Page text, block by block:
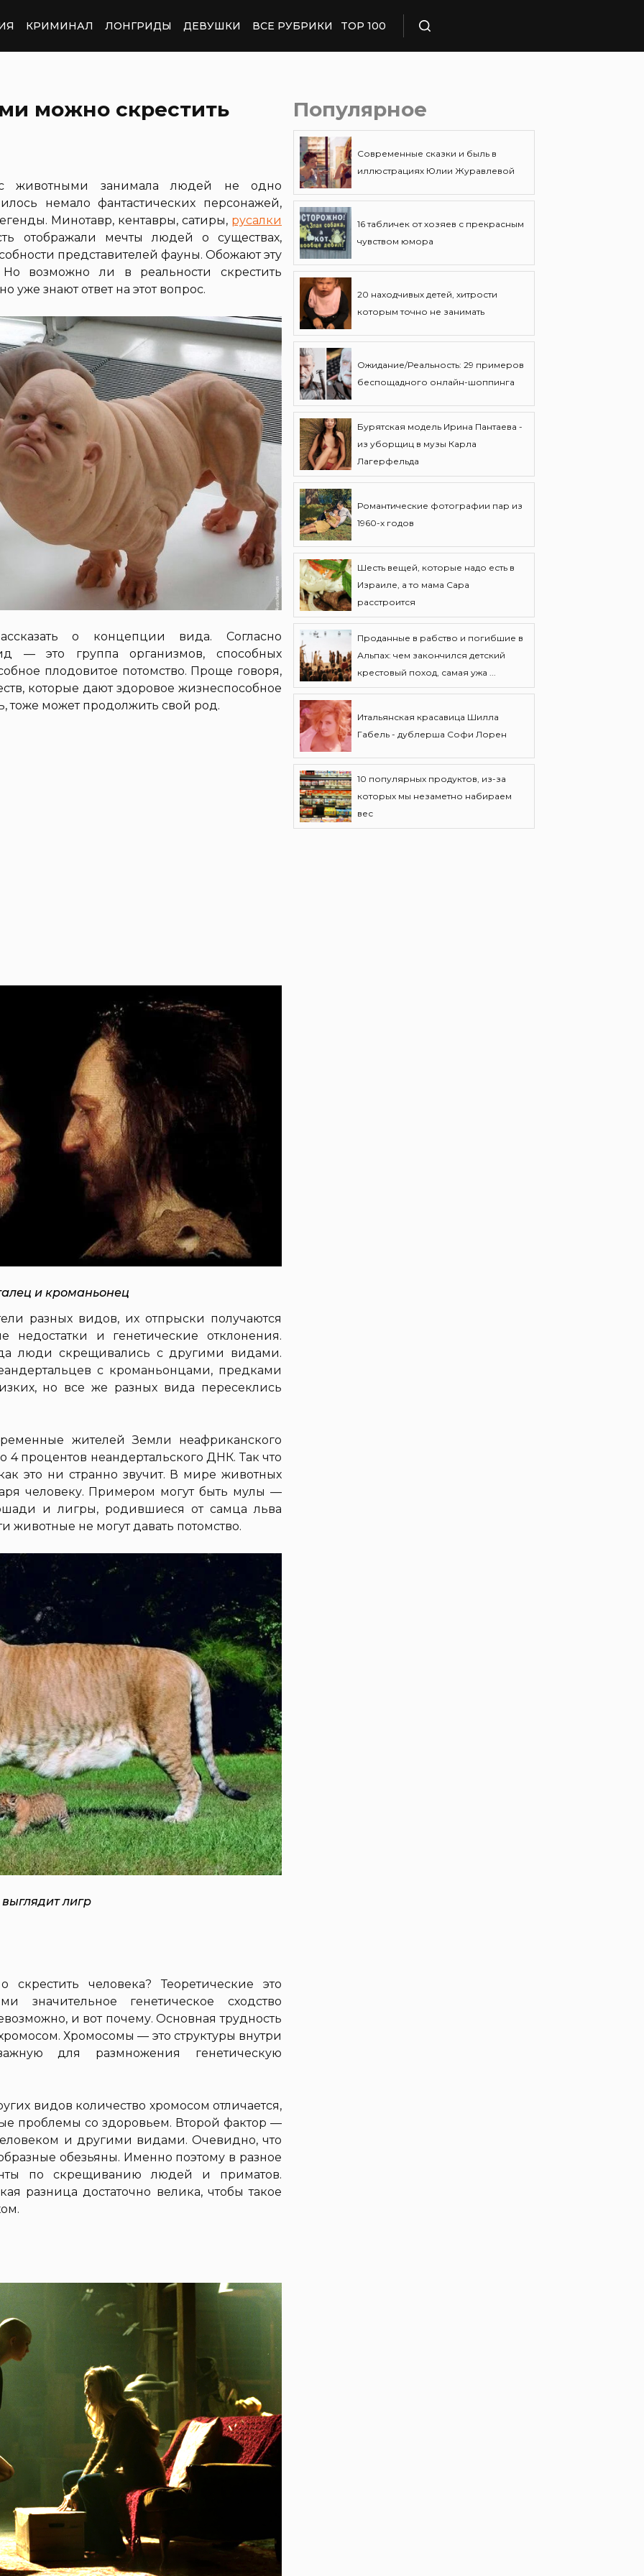
КРИМИНАЛ ЛОНГРИДЫ ДЕВУШКИ ВСЕ РУБРИКИ TOP 100
можно скрестить
животными занимала людей не одно
немало фантастических персонажей,
Минотавр, кентавры, сатиры, русалки
отображали мечты людей о существах,
представителей фауны. Обожают эту
возможно ли в реальности скрестить
уже знают ответ на этот вопрос.
о концепции вида. Согласно
— это группа организмов, способных
плодовитое потомство. Проще говоря,
которые дают здоровое жизнеспособное
тоже может продолжить свой род.
и кроманьонец
разных видов, их отпрыски получаются
и генетические отклонения.
люди скрещивались с другими видами.
с кроманьонцами, предками
но все же разных вида пересеклись
жителей Земли неафриканского
4 процентов неандертальского ДНК. Так что
это ни странно звучит. В мире животных
человеку. Примером могут быть мулы —
и лигры, родившиеся от самца льва
животные не могут давать потомство.
лигр
человека? Теоретические это
генетическое сходство
и вот почему. Основная трудность
Хромосомы — это структуры внутри
для размножения генетическую
видов количество хромосом отличается,
проблемы со здоровьем. Второй фактор —
и другими видами. Очевидно, что
обезьяны. Именно поэтому в разное
по скрещиванию людей и приматов.
разница достаточно велика, чтобы такое
Популярное
Современные сказки и быль в
иллюстрациях Юлии Журавлевой
16 табличек от хозяев с прекрасным
чувством юмора
20 находчивых детей, хитрости
которым точно не занимать
Ожидание/Реальность: 29 примеров
беспощадного онлайн-шоппинга
Бурятская модель Ирина Пантаева -
из уборщиц в музы Карла
Лагерфельда
Романтические фотографии пар из
1960-х годов
Шесть вещей, которые надо есть в
Израиле, а то мама Сара
расстроится
Проданные в рабство и погибшие в
Альпах: чем закончился детский
крестовый поход, самая ужа ...
Итальянская красавица Шилла
Габель - дублерша Софи Лорен
10 популярных продуктов, из-за
которых мы незаметно набираем
вес